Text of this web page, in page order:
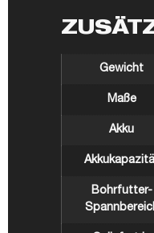
Gewicht
Maße
Akku
Bohrfutter-